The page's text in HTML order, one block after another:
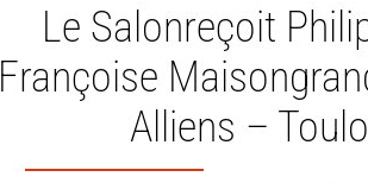
Le Salonreçoit
Françoise
Alliens –